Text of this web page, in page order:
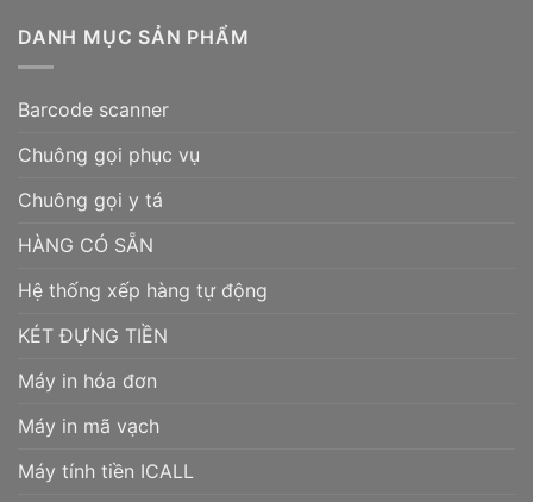
DANH MỤC SẢN PHẨM
Barcode scanner
Chuông gọi phục vụ
Chuông gọi y tá
HÀNG CÓ SẴN
Hệ thống xếp hàng tự động
KÉT ĐỰNG TIỀN
Máy in hóa đơn
Máy in mã vạch
Máy tính tiền ICALL